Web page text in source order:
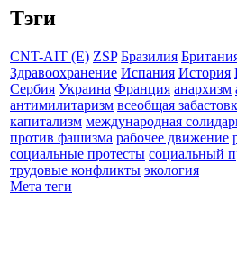
Тэги
CNT-AIT (E) ZSP Бразилия
Здравоохранение Испания История
Сербия Украина Франция анархизм
антимилитаризм всеобщая
капитализм международная
против фашизма рабочее движение
социальные протесты социальный
трудовые конфликты экология
Мета теги